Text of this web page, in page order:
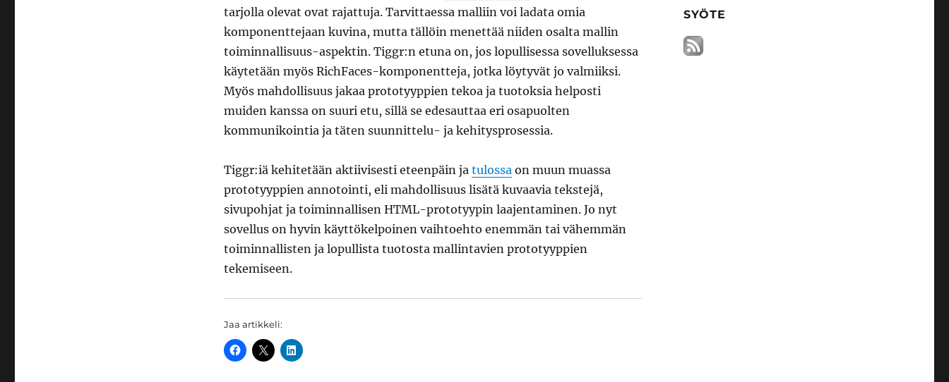
tarjolla olevat ovat rajattuja. Tarvittaessa malliin voi ladata omia
komponenttejaan kuvina, mutta tällöin menettää niiden osalta mallin
toiminnallisuus-aspektin. Tiggr:n etuna on, jos lopullisessa sovelluksessa
käytetään myös RichFaces-komponentteja, jotka löytyvät jo valmiiksi.
Myös mahdollisuus jakaa prototyyppien tekoa ja tuotoksia helposti
muiden kanssa on suuri etu, sillä se edesauttaa eri osapuolten
kommunikointia ja täten suunnittelu- ja kehitysprosessia.
Tiggr:iä kehitetään aktiivisesti eteenpäin ja tulossaon muun muassa
prototyyppien annotointi, eli mahdollisuus lisätä kuvaavia tekstejä,
sivupohjat ja toiminnallisen HTML-prototyypin laajentaminen. Jo nyt
sovellus on hyvin käyttökelpoinen vaihtoehto enemmän tai vähemmän
toiminnallisten ja lopullista tuotosta mallintavien prototyyppien
tekemiseen.
Jaa artikkeli:
SYÖTE